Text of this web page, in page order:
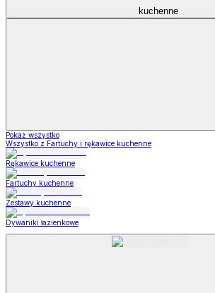
kuchenne
Pokaż wszystko
Wszystko z Fartuchy i rękawice kuchenne
Rękawice kuchenne
Fartuchy kuchenne
Zestawy kuchenne
Dywaniki łazienkowe